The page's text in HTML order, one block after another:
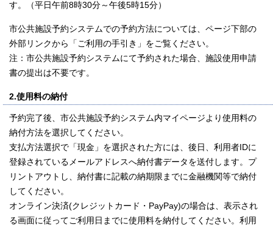
す。（平日午前8時30分～午後5時15分）
市公共施設予約システムでの予約方法については、ページ下部の
外部リンクから「ご利用の手引き」をご覧ください。
注：市公共施設予約システムにて予約された場合、施設使用申請
書の提出は不要です。
2.使用料の納付
予約完了後、市公共施設予約システム内マイページより使用料の
納付方法を選択してください。
支払方法選択で「現金」を選択された方には、後日、利用者IDに
登録されているメールアドレスへ納付書データを送付します。プ
リントアウトし、納付書に記載の納期限までに金融機関等で納付
してください。
オンライン決済(クレジットカード・PayPay)の場合は、表示され
る画面に従ってご利用日までに使用料を納付してください。利用